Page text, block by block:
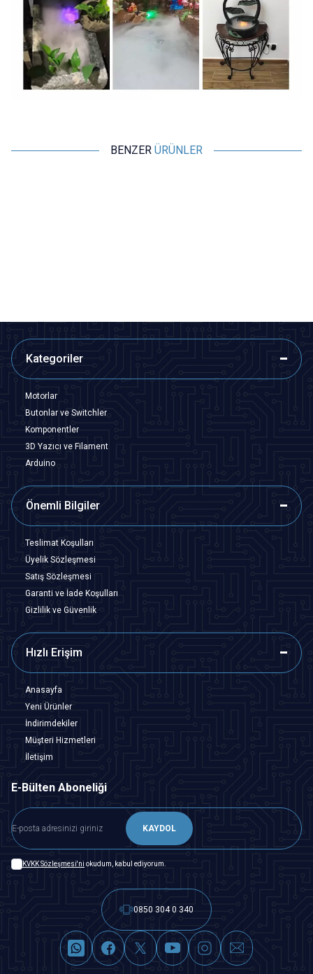
BENZER ÜRÜNLER
Kategoriler
Motorlar
Butonlar ve Switchler
Komponentler
3D Yazıcı ve Filament
Arduino
Önemli Bilgiler
Teslimat Koşulları
Üyelik Sözleşmesi
Satış Sözleşmesi
Garanti ve İade Koşulları
Gizlilik ve Güvenlik
Hızlı Erişim
Anasayfa
Yeni Ürünler
İndirimdekiler
Müşteri Hizmetleri
İletişim
E-Bülten Aboneliği
KAYDOL
KVKK Sözleşmesi'ni okudum, kabul ediyorum.
0850 304 0 340